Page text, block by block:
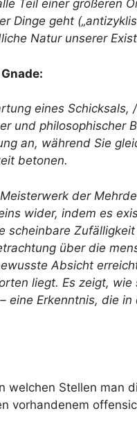
Teil einer größeren
geht
Natur unserer
eines
und philosophischer
an, während Sie
betonen.
der
wider, indem es
über die
Absicht
liegt. Es zeigt,
eine Erkenntnis, die
welchen Stellen man
vorhandenem